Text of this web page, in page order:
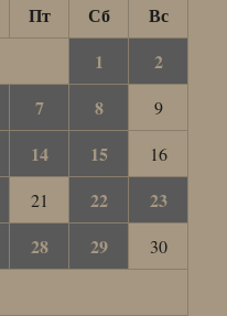
Пт Сб
Вс
1
2
7 8
9
14 15 16
21 22
23
28 29
30